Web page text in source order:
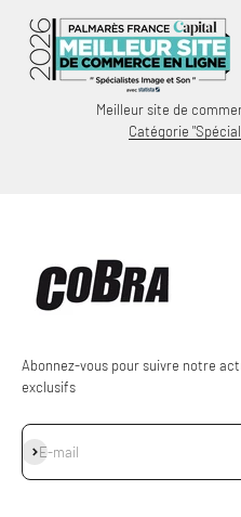
Meilleur site de
Catégorie
Abonnez-vous pour suivre notre
exclusifs
E-mail
S'inscrire